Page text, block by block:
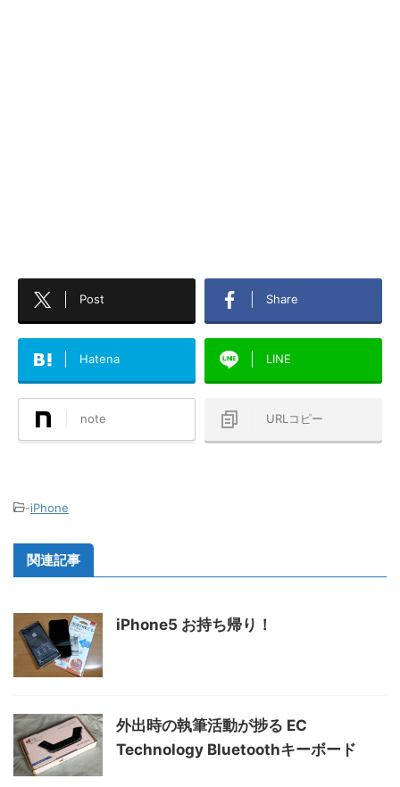
Post Share
Hatena LINE
note URLコピー
-iPhone
関連記事
iPhone5 お持ち帰り！
外出時の執筆活動が捗る EC
Technology Bluetoothキーボード